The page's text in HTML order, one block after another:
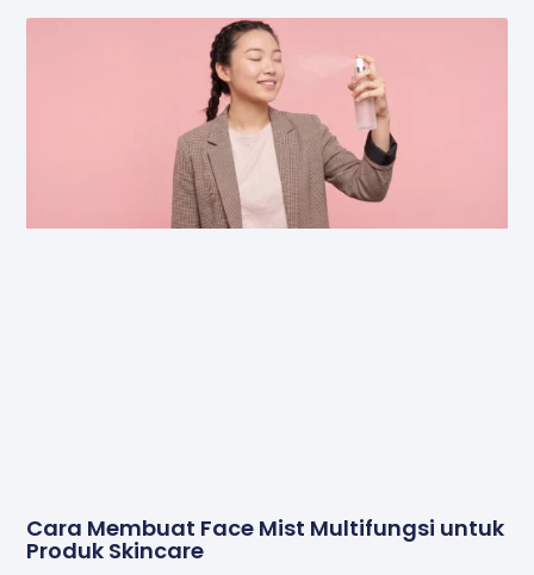
Cara Membuat Face Mist Multifungsi untuk
Produk Skincare